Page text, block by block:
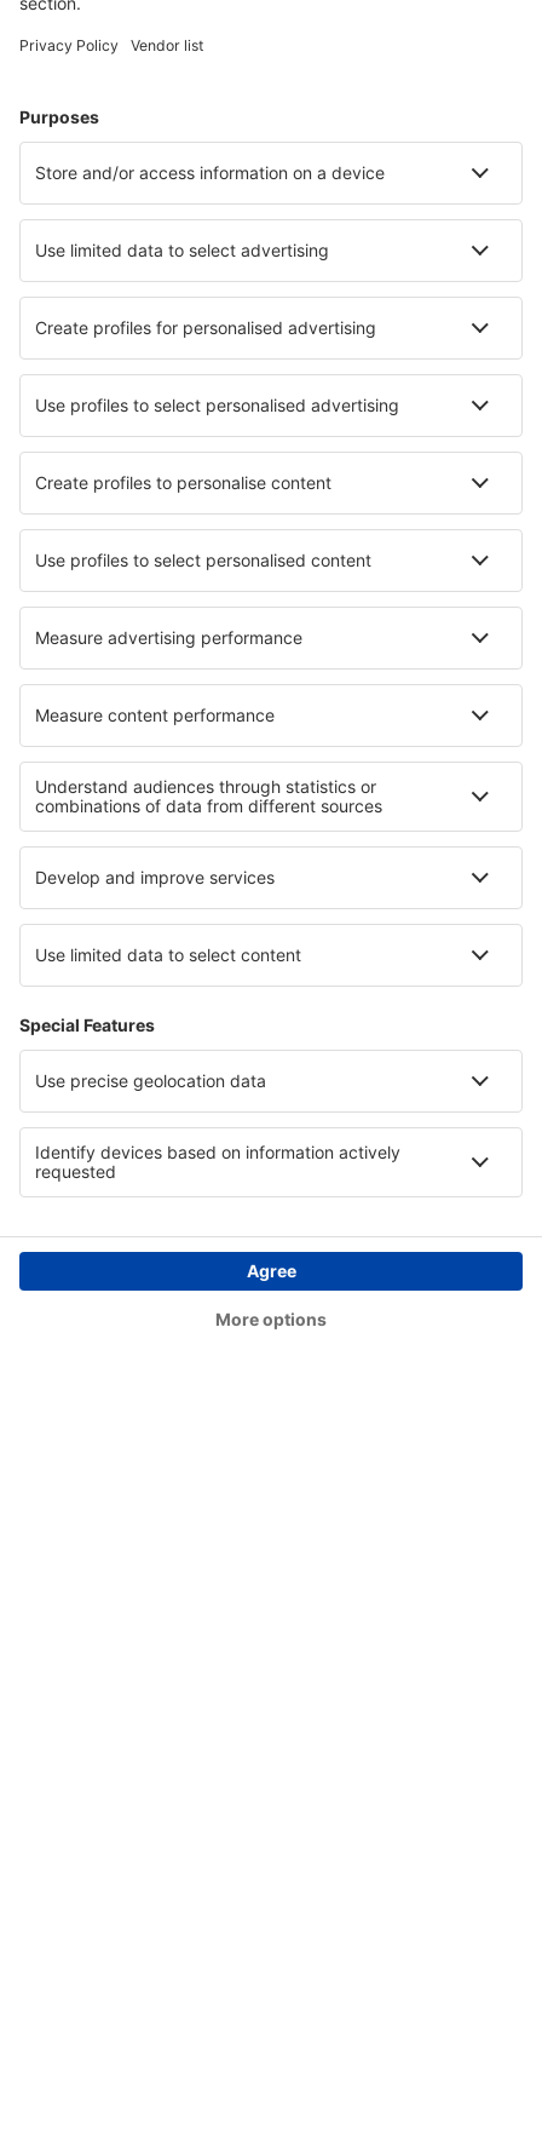
Pamplona (PNA)
Santander (SDR)
Vigo (VGO)
Barcelona
Murcia
San Pablo (SVQ)
Badajoz Talavera La Real (BJZ)
Tenerife Norte - Los Rodeos (TFN)
Tenerife Sur - Reina Sofia (TFS)
Valladolid (VLL)
Vila Do Porto (ZAZ)